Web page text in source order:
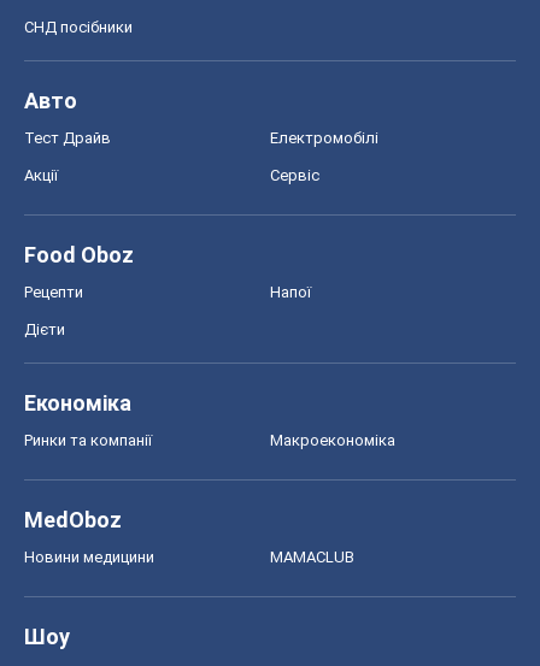
СНД посібники
Авто
Тест Драйв Електромобілі
Акції Сервіс
Food Oboz
Рецепти Напої
Дієти
Економіка
Ринки та компанії Макроекономіка
MedOboz
Новини медицини MAMACLUB
Шоу